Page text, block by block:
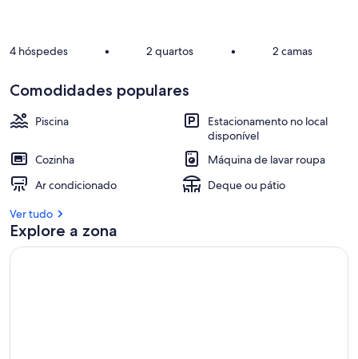
4 hóspedes • 2 quartos • 2 camas
Comodidades populares
Piscina
Estacionamento no local
disponível
Cozinha
Máquina de lavar roupa
Ar condicionado
Deque ou pátio
Ver tudo
Explore a zona